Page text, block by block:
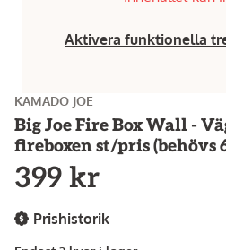
Aktivera funktionella
KAMADO JOE
Big Joe Fire Box Wall -
fireboxen st/pris (behövs
399 kr
Prishistorik